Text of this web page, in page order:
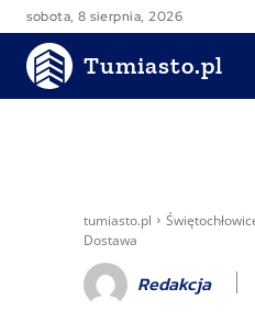
sobota, 8 sierpnia, 2026
Tumiasto.pl
tumiasto.pl
Dostawa
Redakcja